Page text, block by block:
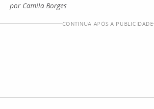
por Camila Borges
CONTINUA APÓS A PUBLICIDADE